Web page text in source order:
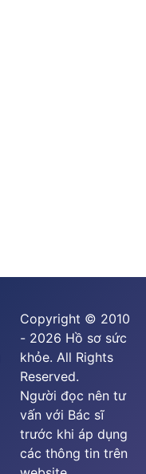
Copyright © 2010
- 2026 Hồ sơ sức
khỏe. All Rights
Reserved.
Người đọc nên tư
vấn với Bác sĩ
trước khi áp dụng
các thông tin trên